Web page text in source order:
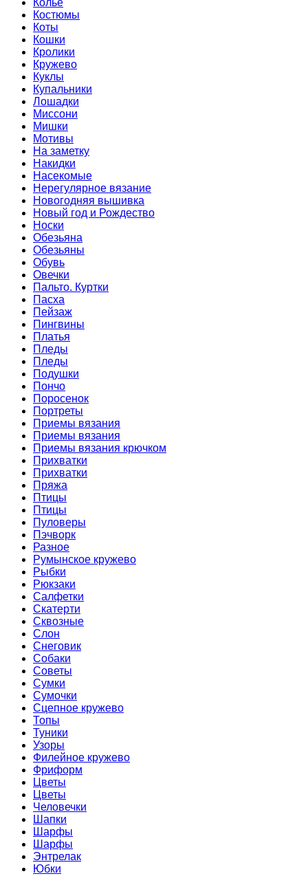
Колье
Костюмы
Коты
Кошки
Кролики
Кружево
Куклы
Купальники
Лошадки
Миссони
Мишки
Мотивы
На заметку
Накидки
Насекомые
Нерегулярное вязание
Новогодняя вышивка
Новый год и Рождество
Носки
Обезьяна
Обезьяны
Обувь
Овечки
Пальто. Куртки
Пасха
Пейзаж
Пингвины
Платья
Пледы
Пледы
Подушки
Пончо
Поросенок
Портреты
Приемы вязания
Приемы вязания
Приемы вязания крючком
Прихватки
Прихватки
Пряжа
Птицы
Птицы
Пуловеры
Пэчворк
Разное
Румынское кружево
Рыбки
Рюкзаки
Салфетки
Скатерти
Сквозные
Слон
Снеговик
Собаки
Советы
Сумки
Сумочки
Сцепное кружево
Топы
Туники
Узоры
Филейное кружево
Фриформ
Цветы
Цветы
Человечки
Шапки
Шарфы
Шарфы
Энтрелак
Юбки